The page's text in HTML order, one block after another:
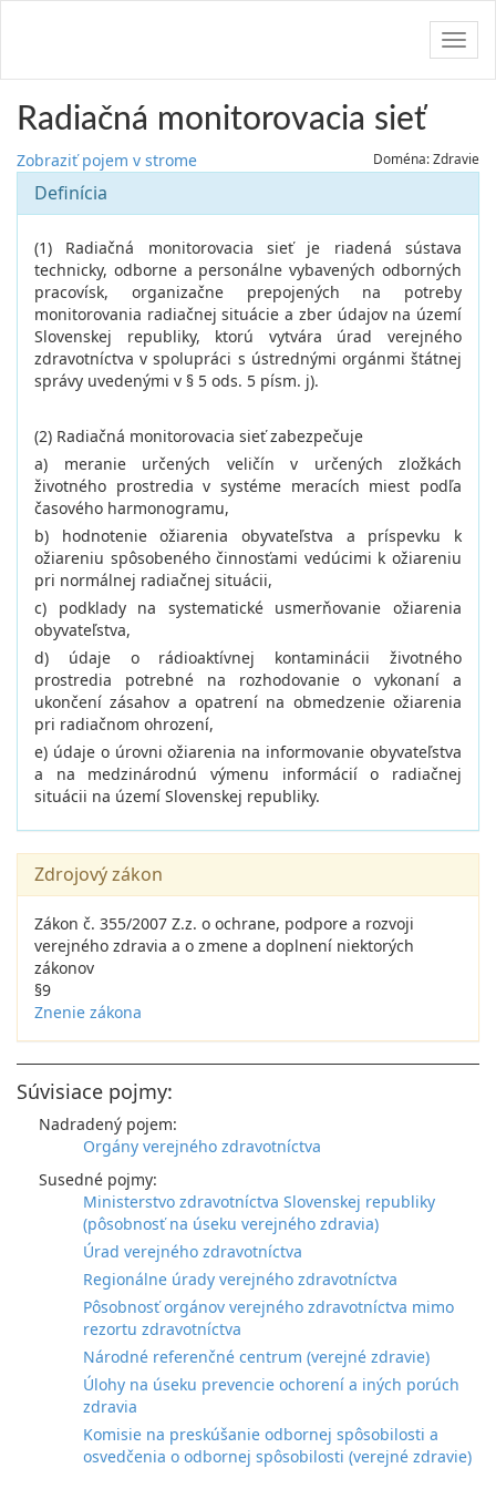
Radiačná monitorovacia sieť
Zobraziť pojem v strome Doména: Zdravie
Definícia
(1) Radiačná monitorovacia sieť je riadená sústava
technicky, odborne a personálne vybavených odborných
pracovísk, organizačne prepojených na potreby
monitorovania radiačnej situácie a zber údajov na území
Slovenskej republiky, ktorú vytvára úrad verejného
zdravotníctva v spolupráci s ústrednými orgánmi štátnej
správy uvedenými v § 5 ods. 5 písm. j).
(2) Radiačná monitorovacia sieť zabezpečuje
a) meranie určených veličín v určených zložkách
životného prostredia v systéme meracích miest podľa
časového harmonogramu,
b) hodnotenie ožiarenia obyvateľstva a príspevku k
ožiareniu spôsobeného činnosťami vedúcimi k ožiareniu
pri normálnej radiačnej situácii,
c) podklady na systematické usmerňovanie ožiarenia
obyvateľstva,
d) údaje o rádioaktívnej kontaminácii životného
prostredia potrebné na rozhodovanie o vykonaní a
ukončení zásahov a opatrení na obmedzenie ožiarenia
pri radiačnom ohrození,
e) údaje o úrovni ožiarenia na informovanie obyvateľstva
a na medzinárodnú výmenu informácií o radiačnej
situácii na území Slovenskej republiky.
Zdrojový zákon
Zákon č. 355/2007 Z.z. o ochrane, podpore a rozvoji
verejného zdravia a o zmene a doplnení niektorých
zákonov
§9
Znenie zákona
Súvisiace pojmy:
Nadradený pojem:
Orgány verejného zdravotníctva
Susedné pojmy:
Ministerstvo zdravotníctva Slovenskej republiky
(pôsobnosť na úseku verejného zdravia)
Úrad verejného zdravotníctva
Regionálne úrady verejného zdravotníctva
Pôsobnosť orgánov verejného zdravotníctva mimo
rezortu zdravotníctva
Národné referenčné centrum (verejné zdravie)
Úlohy na úseku prevencie ochorení a iných porúch
zdravia
Komisie na preskúšanie odbornej spôsobilosti a
osvedčenia o odbornej spôsobilosti (verejné zdravie)